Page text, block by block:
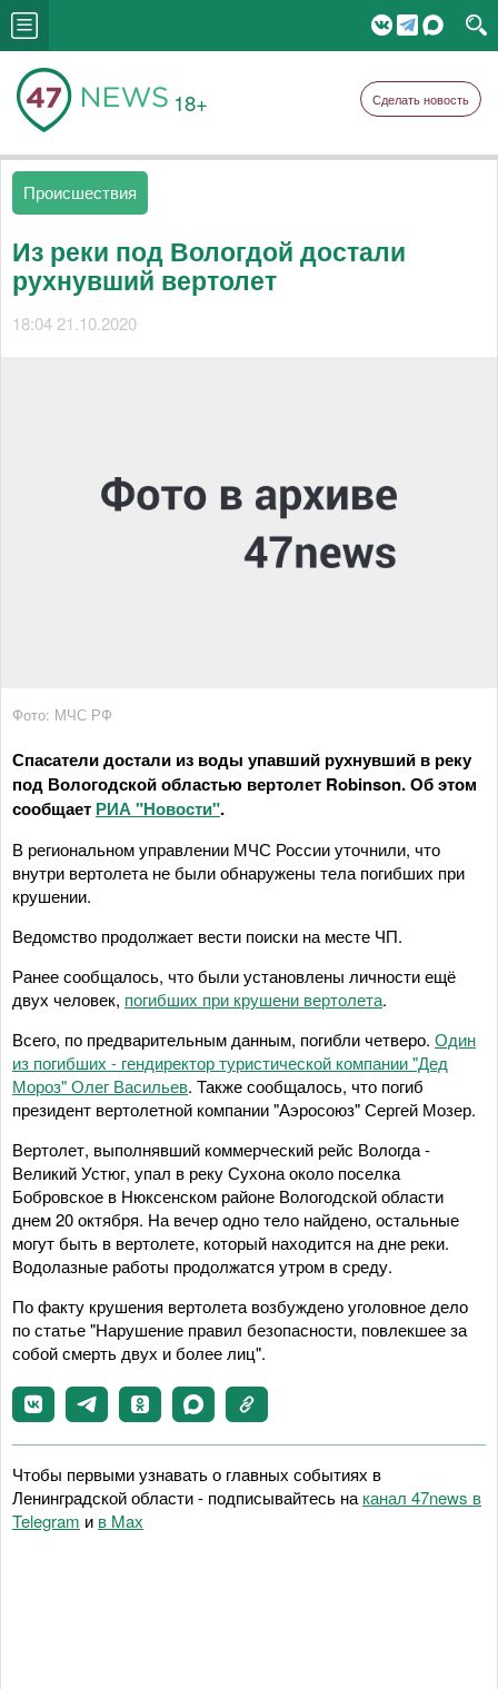
18+ Сделать новость
Происшествия
Из реки под Вологдой достали
рухнувший вертолет
18:04 21.10.2020
Фото: МЧС РФ
Спасатели достали из воды упавший рухнувший в реку
под Вологодской областью вертолет Robinson. Об этом
сообщает РИА "Новости".
В региональном управлении МЧС России уточнили, что
внутри вертолета не были обнаружены тела погибших при
крушении.
Ведомство продолжает вести поиски на месте ЧП.
Ранее сообщалось, что были установлены личности ещё
двух человек, погибших при крушени вертолета.
Всего, по предварительным данным, погибли четверо. Один
из погибших - гендиректор туристической компании "Дед
Мороз" Олег Васильев. Также сообщалось, что погиб
президент вертолетной компании "Аэросоюз" Сергей Мозер.
Вертолет, выполнявший коммерческий рейс Вологда -
Великий Устюг, упал в реку Сухона около поселка
Бобровское в Нюксенском районе Вологодской области
днем 20 октября. На вечер одно тело найдено, остальные
могут быть в вертолете, который находится на дне реки.
Водолазные работы продолжатся утром в среду.
По факту крушения вертолета возбуждено уголовное дело
по статье "Нарушение правил безопасности, повлекшее за
собой смерть двух и более лиц".
Чтобы первыми узнавать о главных событиях в
Ленинградской области - подписывайтесь на канал 47news в
Telegram и в Maх